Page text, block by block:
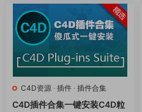
C4D资源 · 插件 · 插件合集
C4D插件合集一键安装C4D粒